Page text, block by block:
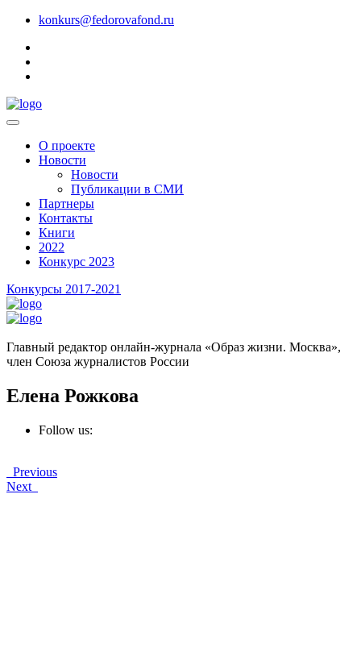
konkurs@fedorovafond.ru
О проекте
Новости
Новости
Публикации в СМИ
Партнеры
Контакты
Книги
2022
Конкурс 2023
Конкурсы 2017-2021
Главный редактор онлайн-журнала «Образ жизни. Москва»,
член Союза журналистов России
Елена Рожкова
Follow us:
Previous
Next